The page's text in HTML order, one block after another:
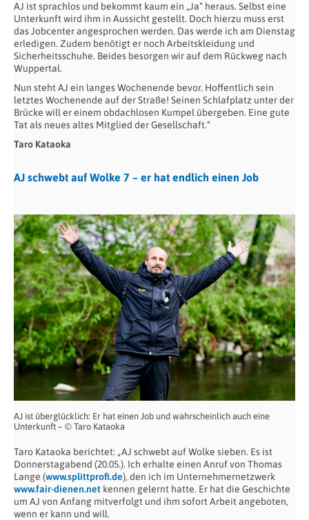
AJ ist sprachlos und bekommt kaum ein „Ja“ heraus. Selbst eine
Unterkunft wird ihm in Aussicht gestellt. Doch hierzu muss erst
das Jobcenter angesprochen werden. Das werde ich am Dienstag
erledigen. Zudem benötigt er noch Arbeitskleidung und
Sicherheitsschuhe. Beides besorgen wir auf dem Rückweg nach
Wuppertal.
Nun steht AJ ein langes Wochenende bevor. Hoffentlich sein
letztes Wochenende auf der Straße! Seinen Schlafplatz unter der
Brücke will er einem obdachlosen Kumpel übergeben. Eine gute
Tat als neues altes Mitglied der Gesellschaft.“
Taro Kataoka
AJ schwebt auf Wolke 7 – er hat endlich einen Job
AJ ist überglücklich: Er hat einen Job und wahrscheinlich auch eine
Unterkunft – © Taro Kataoka
Taro Kataoka berichtet: „AJ schwebt auf Wolke sieben. Es ist
Donnerstagabend (20.05.). Ich erhalte einen Anruf von Thomas
Lange (www.splittprofi.de), den ich im Unternehmernetzwerk
www.fair-dienen.net kennen gelernt hatte. Er hat die Geschichte
um AJ von Anfang mitverfolgt und ihm sofort Arbeit angeboten,
wenn er kann und will.